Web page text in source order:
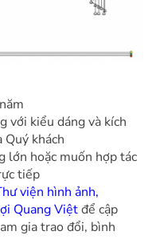
với kiểu dáng và kích
khách
lớn hoặc muốn hợp tác
tiếp
viện hình ảnh,
Quang Việtđể cập
gia trao đổi, bình